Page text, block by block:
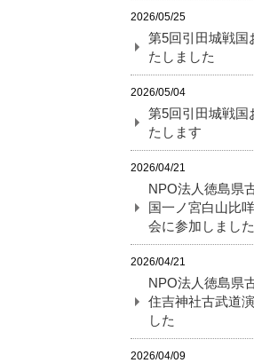
2026/05/25
第5回引田城戦国
たしました
2026/05/04
第5回引田城戦国
たします
2026/04/21
NPO法人徳島県
国一ノ宮白山比
会に参加しました
2026/04/21
NPO法人徳島県
住吉神社古武道
した
2026/04/09